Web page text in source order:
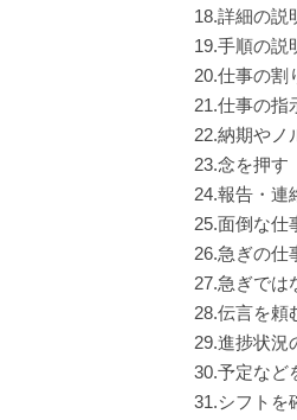
18.詳細の説
19.手順の説
20.仕事の割
21.仕事の指
22.納期やノ
23.念を押す
24.報告・連
25.面倒な仕
26.急ぎの仕
27.急ぎでは
28.伝言を頼
29.進捗状況
30.予定など
31.シフトを